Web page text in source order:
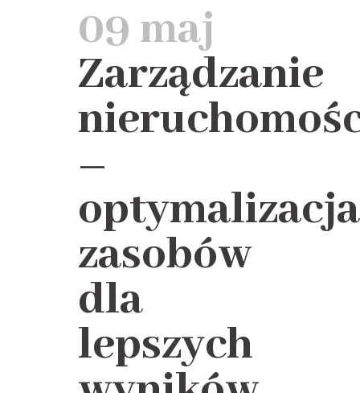
09 maj
Zarządzanie
–
optymalizacja
zasobów
dla
lepszych